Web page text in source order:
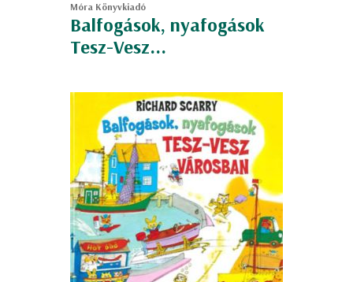
Móra Könyvkiadó
Balfogások, nyafogások
Tesz-Vesz...